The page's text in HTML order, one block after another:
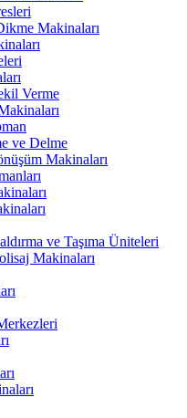
Makinaları
Verme
ve Delme
Makinaları
ve Taşıma Üniteleri
Makinaları